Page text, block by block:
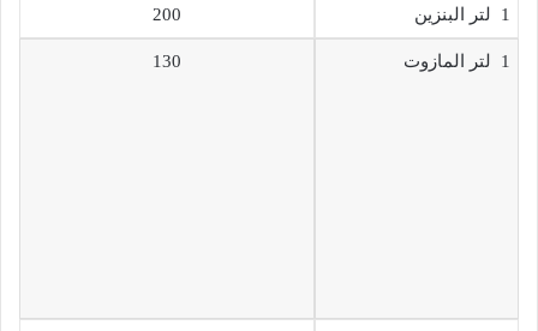
1 لتر البنزين 200
1 لتر المازوت 130